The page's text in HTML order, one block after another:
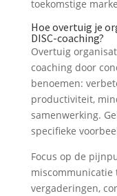
toekomstige
Hoe overtuig je
DISC-coaching?
Overtuig
coaching door
benoemen:
productiviteit,
samenwerking.
specifieke
Focus op de
miscommunicatie
vergaderingen,